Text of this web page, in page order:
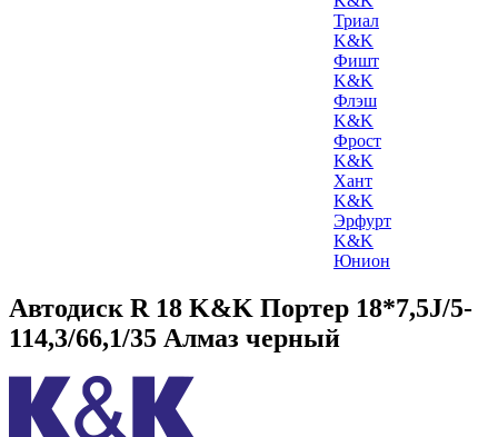
Триал
K&K
Фишт
K&K
Флэш
K&K
Фрост
K&K
Хант
K&K
Эрфурт
K&K
Юнион
Автодиск R 18 K&K Портер 18*7,5J/5-
114,3/66,1/35 Алмаз черный